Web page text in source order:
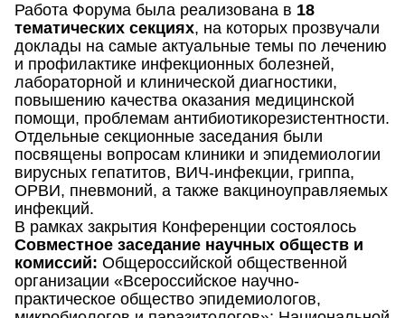
Работа Форума была реализована в 18
тематических секциях, на которых прозвучали
доклады на самые актуальные темы по лечению
и профилактике инфекционных болезней,
лабораторной и клинической диагностики,
повышению качества оказания медицинской
помощи, проблемам антибиотикорезистентности.
Отдельные секционные заседания были
посвящены вопросам клиники и эпидемиологии
вирусных гепатитов, ВИЧ-инфекции, гриппа,
ОРВИ, пневмоний, а также вакциноуправляемых
инфекций.
В рамках закрытия Конференции состоялось
Совместное заседание научных обществ и
комиссий: Общероссийской общественной
организации «Всероссийское научно-
практическое общество эпидемиологов,